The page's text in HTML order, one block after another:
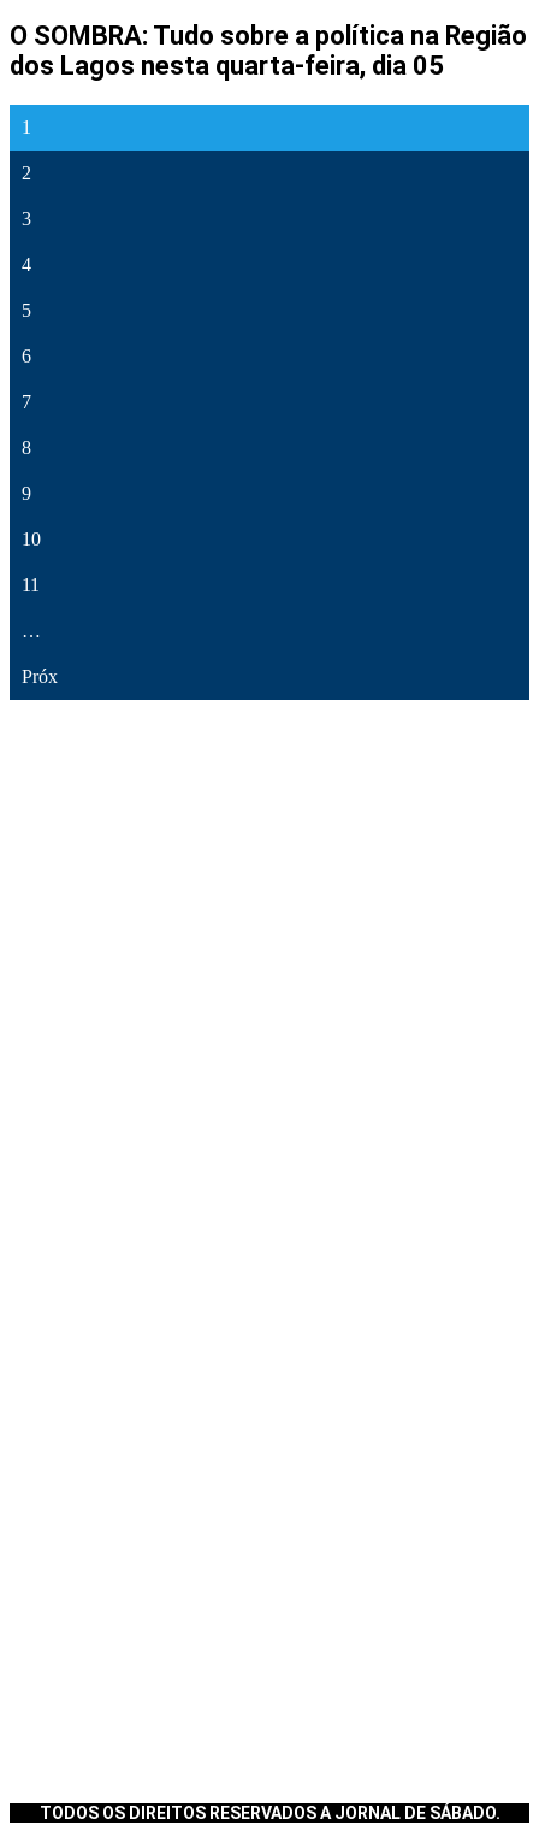
O SOMBRA: Tudo sobre a política na Região
dos Lagos nesta quarta-feira, dia 05
1
2
3
4
5
6
7
8
9
10
11
…
Próx
TODOS OS DIREITOS RESERVADOS A JORNAL DE SÁBADO.